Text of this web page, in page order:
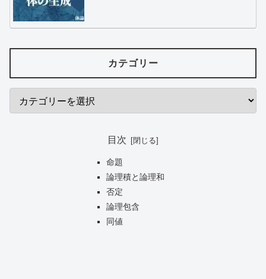
カテゴリー
目次
命題
論理積と論理和
否定
論理包含
同値